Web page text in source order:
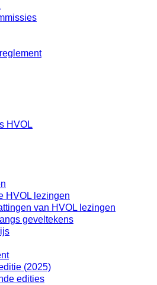
HVOL
HVOL lezingen
van HVOL lezingen
geveltekens
(2025)
edities